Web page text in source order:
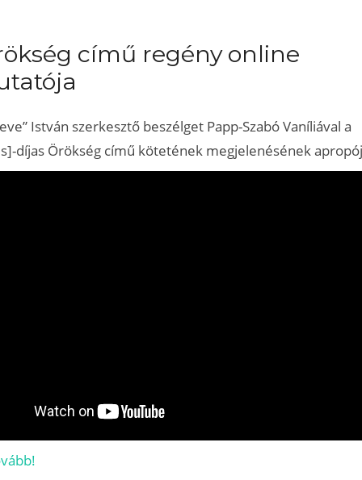
című regény online
István szerkesztő beszélget Papp-Szabó Vaníliával a
díjas Örökség című kötetének megjelenésének